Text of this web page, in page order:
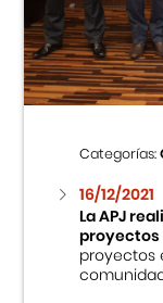
Cursos
Museo de
Fondo
Teatro
Categorías:
16/12/2021
La APJ
proyectos
proyectos